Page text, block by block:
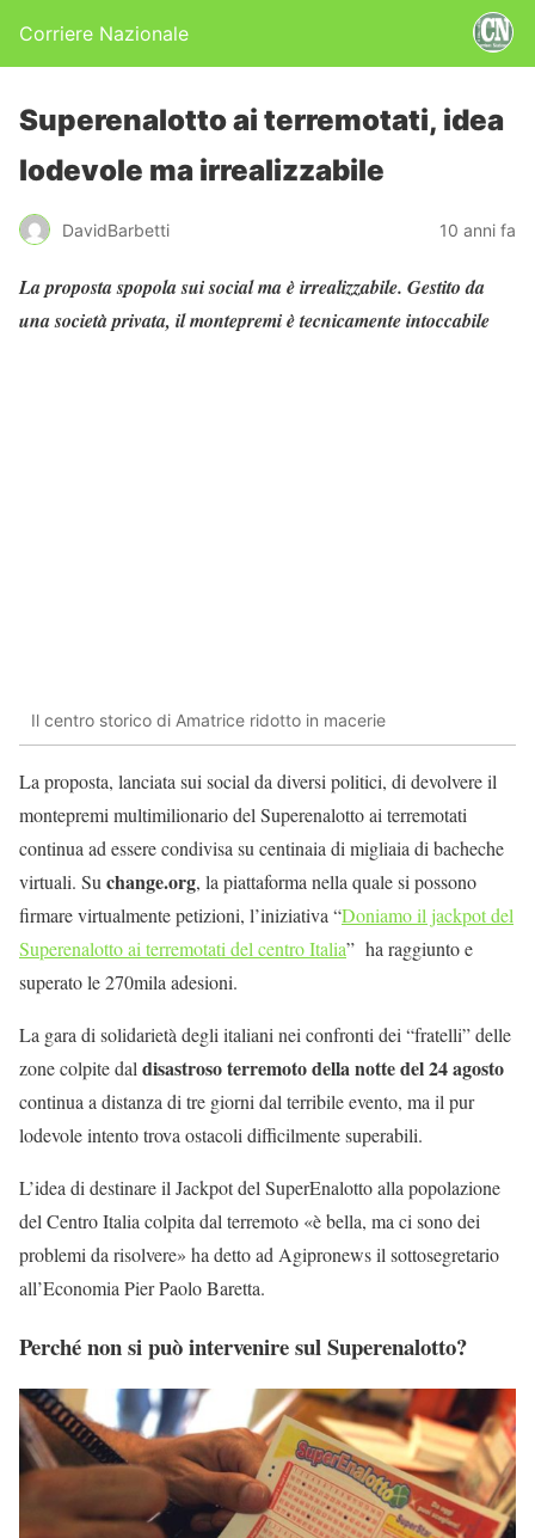
Corriere Nazionale
Superenalotto ai terremotati, idea
lodevole ma irrealizzabile
DavidBarbetti 10 anni fa
La proposta spopola sui social ma è irrealizzabile. Gestito da
una società privata, il montepremi è tecnicamente intoccabile
Il centro storico di Amatrice ridotto in macerie
La proposta, lanciata sui social da diversi politici, di devolvere il
montepremi multimilionario del Superenalotto ai terremotati
continua ad essere condivisa su centinaia di migliaia di bacheche
virtuali. Suchange.org, la piattaforma nella quale si possono
firmare virtualmente petizioni, l’iniziativa “Doniamo il jackpot del
Superenalotto ai terremotati del centro Italia” ha raggiunto e
superato le 270mila adesioni.
La gara di solidarietà degli italiani nei confronti dei “fratelli” delle
zone colpite daldisastroso terremoto della notte del 24 agosto
continua a distanza di tre giorni dal terribile evento, ma il pur
lodevole intento trova ostacoli difficilmente superabili.
L’idea di destinare il Jackpot del SuperEnalotto alla popolazione
del Centro Italia colpita dal terremoto «è bella, ma ci sono dei
problemi da risolvere» ha detto ad Agipronews il sottosegretario
all’Economia Pier Paolo Baretta.
Perché non si può intervenire sul Superenalotto?